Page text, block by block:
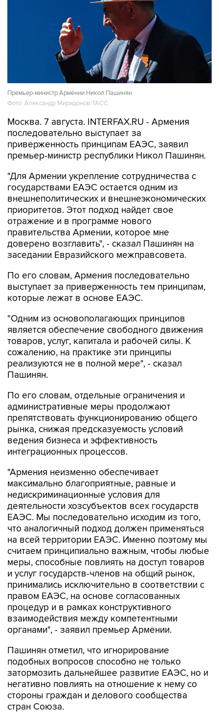
Премьер-министр Армении Никол Пашинян
Фото: Александр Миридонов/ТАСС
Москва. 7 августа. INTERFAX.RU - Армения
приверженность принципам ЕАЭС, заявил
премьер-министр республики Никол Пашинян.
"Для Армении укрепление сотрудничества с
внешнеполитических и внешнеэкономических
приоритетов. Этот подход найдет свое
отражение и в программе нового
правительства Армении, которое мне
доверено возглавить", - сказал Пашинян на
заседании Евразийского межправсовета.
По его словам, Армения последовательно
которые лежат в основе ЕАЭС.
"Одним из основополагающих принципов
товаров, услуг, капитала и рабочей силы. К
сожалению, на практике эти принципы
реализуются не в полной мере", - сказал
Пашинян.
По его словам, отдельные ограничения и
препятствовать функционированию общего
рынка, снижая предсказуемость условий
ведения бизнеса и эффективность
интеграционных процессов.
"Армения неизменно обеспечивает
недискриминационные условия для
деятельности хозсубъектов всех государств
ЕАЭС. Мы последовательно исходим из того,
что аналогичный подход должен применяться
на всей территории ЕАЭС. Именно поэтому мы
считаем принципиально важным, чтобы любые
меры, способные повлиять на доступ товаров
и услуг государств-членов на общий рынок,
принимались исключительно в соответствии с
правом ЕАЭС, на основе согласованных
процедур и в рамках конструктивного
взаимодействия между компетентными
органами", - заявил премьер Армении.
Пашинян отметил, что игнорирование
затормозить дальнейшее развитие ЕАЭС, но и
негативно повлиять на отношение к нему со
стороны граждан и делового сообщества
стран Союза.
"В конечном итоге подобные проблемы